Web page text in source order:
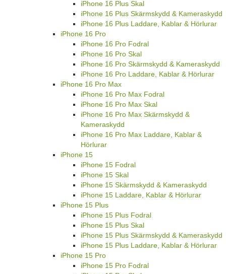
iPhone 16 Plus Skal
iPhone 16 Plus Skärmskydd & Kameraskydd
iPhone 16 Plus Laddare, Kablar & Hörlurar
iPhone 16 Pro
iPhone 16 Pro Fodral
iPhone 16 Pro Skal
iPhone 16 Pro Skärmskydd & Kameraskydd
iPhone 16 Pro Laddare, Kablar & Hörlurar
iPhone 16 Pro Max
iPhone 16 Pro Max Fodral
iPhone 16 Pro Max Skal
iPhone 16 Pro Max Skärmskydd &
Kameraskydd
iPhone 16 Pro Max Laddare, Kablar &
Hörlurar
iPhone 15
iPhone 15 Fodral
iPhone 15 Skal
iPhone 15 Skärmskydd & Kameraskydd
iPhone 15 Laddare, Kablar & Hörlurar
iPhone 15 Plus
iPhone 15 Plus Fodral
iPhone 15 Plus Skal
iPhone 15 Plus Skärmskydd & Kameraskydd
iPhone 15 Plus Laddare, Kablar & Hörlurar
iPhone 15 Pro
iPhone 15 Pro Fodral